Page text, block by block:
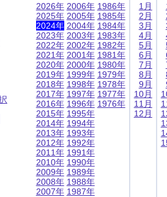
2026年
2025年
2024年
2023年
2022年
2021年
2020年
2019年
2018年
2017年
2016年
2015年
2014年
2013年
2012年
2011年
2010年
2009年
2008年
2007年
2006年
2005年
2004年
2003年
2002年
2001年
2000年
1999年
1998年
1997年
1996年
1995年
1994年
1993年
1992年
1991年
1990年
1989年
1988年
1987年
1986年
1985年
1984年
1983年
1982年
1981年
1980年
1979年
1978年
1977年
1976年
1月
2月
3月
4月
5月
6月
7月
8月
9月
10月
11月
12月